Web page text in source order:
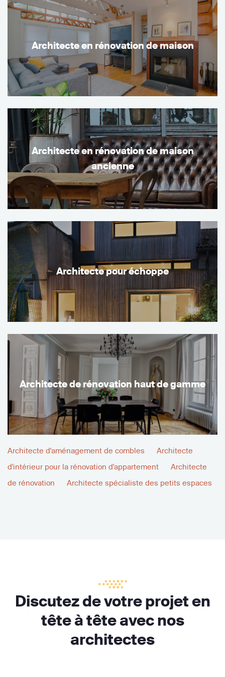
Architecte en rénovation de maison
Architecte en rénovation de maison
ancienne
Architecte pour échoppe
Architecte de rénovation haut de gamme
Architecte d'aménagement de combles
Architecte
d'intérieur pour la rénovation d'appartement
Architecte
de rénovation
Architecte spécialiste des petits espaces
Discutez de votre projet en
tête à tête avec nos
architectes